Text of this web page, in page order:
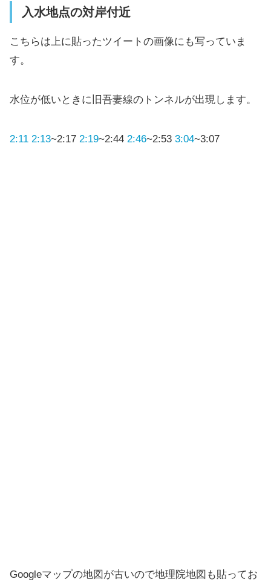
入水地点の対岸付近
こちらは上に貼ったツイートの画像にも写っていま
す。
水位が低いときに旧吾妻線のトンネルが出現します。
2:11 2:13~2:17 2:19~2:44 2:46~2:53 3:04~3:07
Googleマップの地図が古いので地理院地図も貼ってお